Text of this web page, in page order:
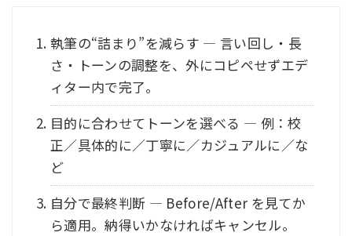
執筆の“詰まり”を減らす — 言い回し・長
さ・トーンの調整を、外にコピペせずエデ
ィター内で完了。
目的に合わせてトーンを選べる — 例：校
正／具体的に／丁寧に／カジュアルに／な
ど
自分で最終判断 — Before/After を見てか
ら適用。納得いかなければキャンセル。